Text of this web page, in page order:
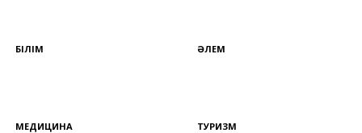
БІЛІМ ӘЛЕМ
МЕДИЦИНА ТУРИЗМ